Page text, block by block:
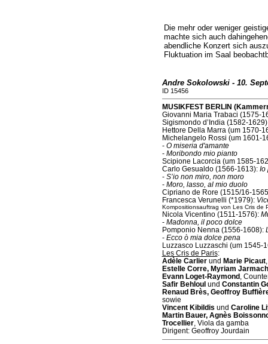
Die mehr oder weniger
machte sich auch
abendliche Konzert sich
Fluktuation im Saal
Andre Sokolowski - 10.
ID 15456
MUSIKFEST BERLIN
Giovanni Maria Trabaci (1575-
Sigismondo d’India (1582-
Hettore Della Marra (um 1570-
Michelangelo Rossi (um 1601-
- O miseria d'amante
- Moribondo mio pianto
Scipione Lacorcia (um 1585-
Carlo Gesualdo (1566-1613): Io
- S’io non miro, non moro
- Moro, lasso, al mio duolo
Cipriano de Rore (1515/16-
Francesca Verunelli (*1979):
Kompositionsauftrag von Les Cris de
Nicola Vicentino (1511-1576):
- Madonna, il poco dolce
Pomponio Nenna (1556-1608):
- Ecco ò mia dolce pena
Luzzasco Luzzaschi (um 1545-
Les Cris de Paris:
Adèle Carlierund Marie Picaut
Estelle Corre, Myriam
Evann Loget-Raymond
,
Safir Behloul und Constantin
Renaud Brès, Geoffroy
sowie
Vincent Kibildis und Caroline
Martin Bauer, Agnès
Trocellier, Viola da gamba
Dirigent: Geoffroy Jourdain